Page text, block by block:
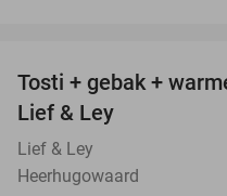
Tosti + gebak +
Lief & Ley
Lief & Ley
Heerhugowaard